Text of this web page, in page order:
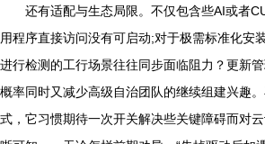
还有适配与生态局限。不仅包含些AI或者
用程序直接访问没有可启动;对于极需标准化安
进行检测的工行场景往往同步面临阻力？更新
概率同时又减少高级自治团队的继续组建兴趣
式，它习惯期待一次开关解决些关键障碍而对